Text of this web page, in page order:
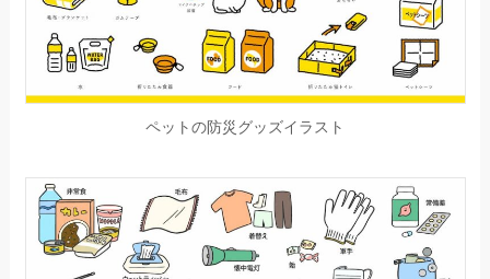
ペットの防災グッズイラスト